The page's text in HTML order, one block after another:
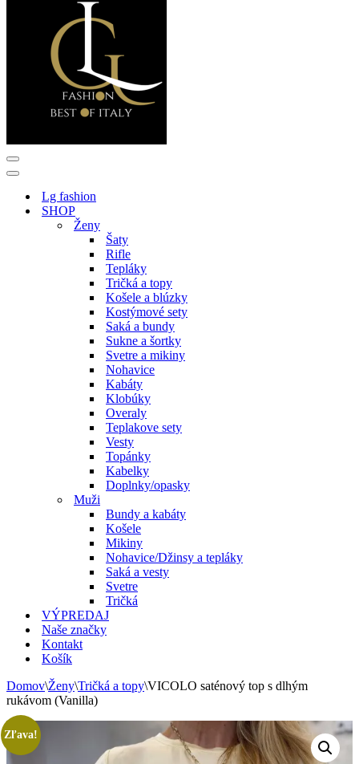
Menu
navigácie
Menu
navigácieLg fashion
SHOP
Ženy
Šaty
Rifle
Tepláky
Tričká a topy
Košele a blúzky
Kostýmové sety
Saká a bundy
Sukne a šortky
Svetre a mikiny
Nohavice
Kabáty
Klobúky
Overaly
Teplakove sety
Vesty
Topánky
Kabelky
Doplnky/opasky
Muži
Bundy a kabáty
Košele
Mikiny
Nohavice/Džinsy a tepláky
Saká a vesty
Svetre
Tričká
VÝPREDAJ
Naše značky
Kontakt
Košík
Domov\Ženy\Tričká a topy\VICOLO saténový top s dlhým
rukávom (Vanilla)
Zľava!